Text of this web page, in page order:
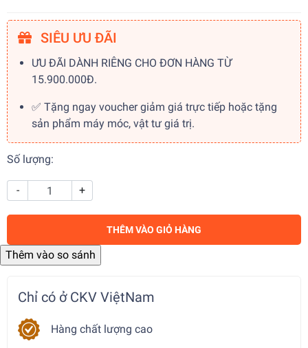
SIÊU ƯU ĐÃI
ƯU ĐÃI DÀNH RIÊNG CHO ĐƠN HÀNG TỪ
15.900.000Đ.
✅ Tặng ngay voucher giảm giá trực tiếp hoặc tặng
sản phẩm máy móc, vật tư giá trị.
Số lượng:
- +
THÊM VÀO GIỎ HÀNG
Chỉ có ở CKV ViệtNam
Hàng chất lượng cao